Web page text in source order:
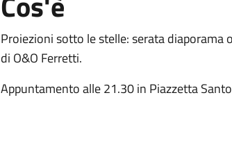
Proiezioni sotto le stelle: serata diaporama
di O&O Ferretti.
Appuntamento alle 21.30 in Piazzetta